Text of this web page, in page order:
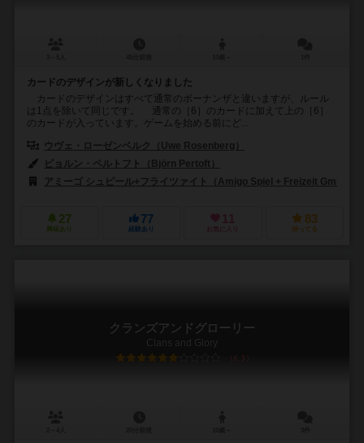
カードのデザインが新しくなりました
カードのデザインはすべて通常のボーナンザと違いますが、ルール
は1点を除いて同じです。 通常の［6］のカードに加えて上の［6］
のカードが入っています。ゲームを始める前にど...
ウヴェ・ローゼンベルク（Uwe Rosenberg）
ビョルン・ペルトフト（Björn Pertoft）
アミーゴ シュピール+フライツァイト（Amigo Spiel + Freizeit GmbH）
27
興味あり
77
経験あり
11
お気に入り
83
持ってる
クランズアンドグローリー
Clans and Glory
6.3